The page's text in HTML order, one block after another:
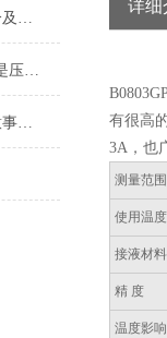
压力表校验器的主要组成部分及应用特性
YK抗震压力表易出现的问题是压力指示不准
使用全不锈钢精密压力表注意事项少不了
详细
有很高
3A，也
测量范
使用温
接液材
精 度
温度影